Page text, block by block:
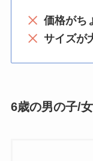
価格がち
サイズが
6歳の男の子/